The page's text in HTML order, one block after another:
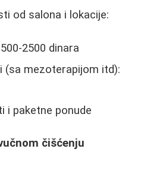
od salona i lokacije:
2500 dinara
(sa mezoterapijom itd):
i paketne ponude
čišćenju